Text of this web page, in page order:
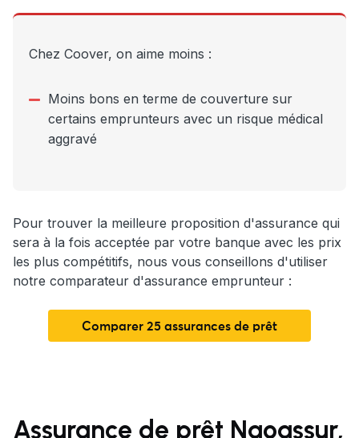
Chez Coover, on aime moins :
Moins bons en terme de couverture sur
certains emprunteurs avec un risque médical
aggravé
Pour trouver la meilleure proposition d'assurance qui
sera à la fois acceptée par votre banque avec les prix
les plus compétitifs, nous vous conseillons d'utiliser
notre comparateur d'assurance emprunteur :
Comparer 25 assurances de prêt
Assurance de prêt Naoassur,